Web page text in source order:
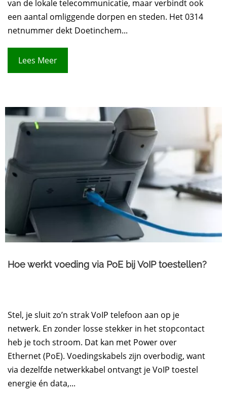
van de lokale telecommunicatie, maar verbindt ook
een aantal omliggende dorpen en steden. Het 0314
netnummer dekt Doetinchem...
Lees Meer
Hoe werkt voeding via PoE bij VoIP toestellen?
Stel, je sluit zo’n strak VoIP telefoon aan op je
netwerk. En zonder losse stekker in het stopcontact
heb je toch stroom. Dat kan met Power over
Ethernet (PoE). Voedingskabels zijn overbodig, want
via dezelfde netwerkkabel ontvangt je VoIP toestel
energie én data,...